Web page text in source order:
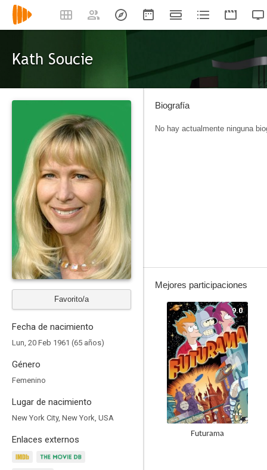
Kath Soucie
Favorito/a
Fecha de nacimiento
Lun, 20 Feb 1961 (65 años)
Género
Femenino
Lugar de nacimiento
New York City, New York, USA
Enlaces externos
Biografía
No hay actualmente ninguna
Mejores participaciones
9.0
Futurama